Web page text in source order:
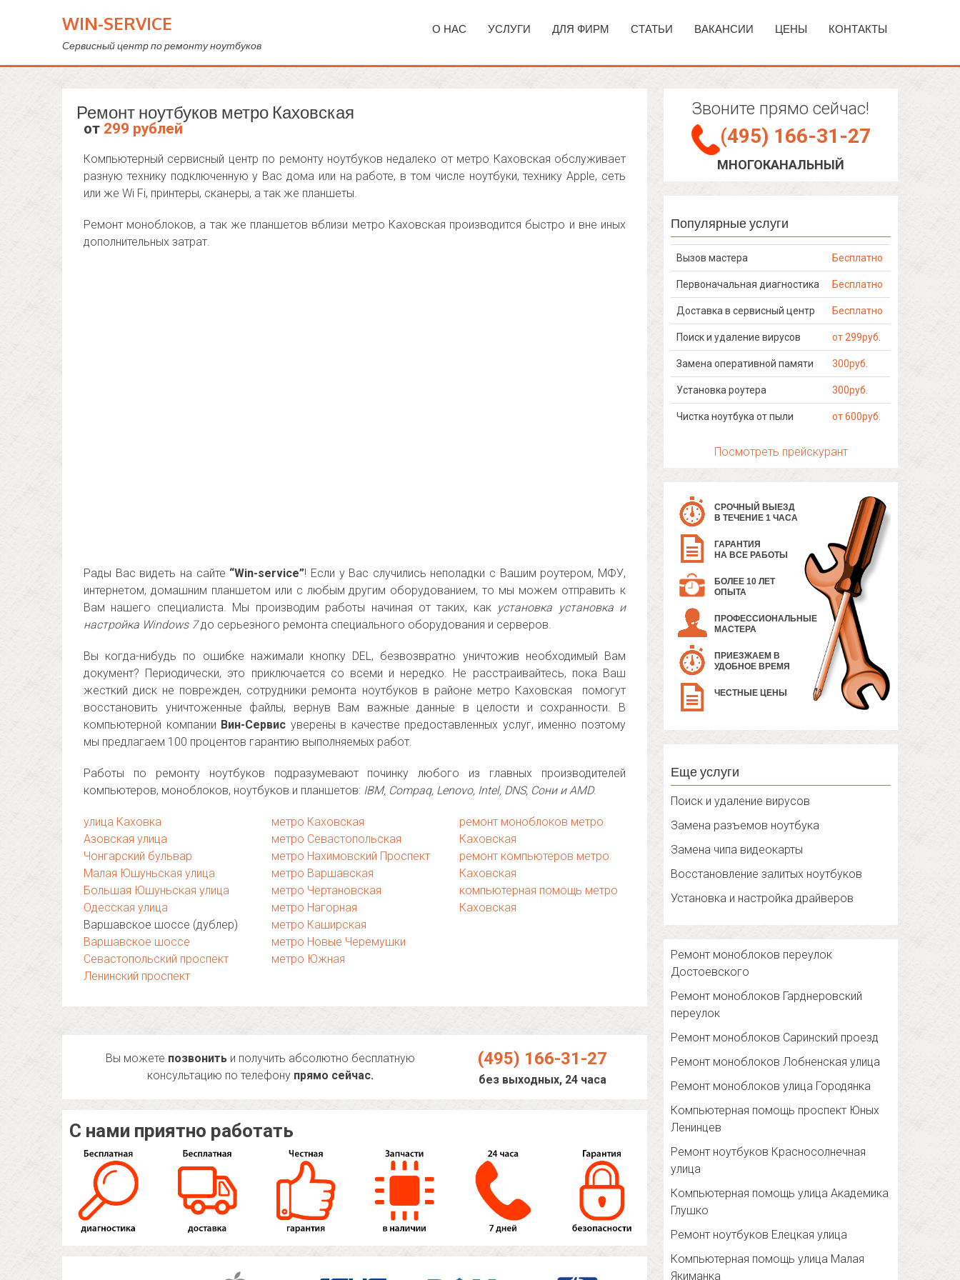
WIN-SERVICE
Сервисный центр по ремонту ноутбуков
О НАС УСЛУГИ ДЛЯ ФИРМ СТАТЬИ ВАКАНСИИ ЦЕНЫ КОНТАКТЫ
Ремонт ноутбуков метро Каховская
от 299 рублей
Компьютерный сервисный центр по ремонту ноутбуков недалеко от метро Каховская обслуживает
разную технику подключенную у Вас дома или на работе, в том числе ноутбуки, технику Apple, сеть
или же Wi Fi, принтеры, сканеры, а так же планшеты.
Ремонт моноблоков, а так же планшетов вблизи метро Каховская производится быстро и вне иных
дополнительных затрат.
Рады Вас видеть на сайте “Win-service”! Если у Вас случились неполадки с Вашим роутером, МФУ,
интернетом, домашним планшетом или с любым другим оборудованием, то мы можем отправить к
Вам нашего специалиста. Мы производим работы начиная от таких, как установка установка и
настройка Windows 7до серьезного ремонта специального оборудования и серверов.
Вы когда-нибудь по ошибке нажимали кнопку DEL, безвозвратно уничтожив необходимый Вам
документ? Периодически, это приключается со всеми и нередко. Не расстраивайтесь, пока Ваш
жесткий диск не поврежден, сотрудники ремонта ноутбуков в районе метро Каховская помогут
восстановить уничтоженные файлы, вернув Вам важные данные в целости и сохранности. В
компьютерной компании Вин-Сервис уверены в качестве предоставленных услуг, именно поэтому
мы предлагаем 100 процентов гарантию выполняемых работ.
Работы по ремонту ноутбуков подразумевают починку любого из главных производителей
компьютеров, моноблоков, ноутбуков и планшетов: IBM, Compaq, Lenovo, Intel, DNS, Сони и AMD.
улица Каховка
Азовская улица
Чонгарский бульвар
Малая Юшуньская улица
Большая Юшуньская улица
Одесская улица
Варшавское шоссе (дублер)
Варшавское шоссе
Севастопольский проспект
Ленинский проспект
метро Каховская
метро Севастопольская
метро Нахимовский Проспект
метро Варшавская
метро Чертановская
метро Нагорная
метро Каширская
метро Новые Черемушки
метро Южная
ремонт моноблоков метро
Каховская
ремонт компьютеров метро
Каховская
компьютерная помощь метро
Каховская
Вы можете позвонить и получить абсолютно бесплатную
консультацию по телефону прямо сейчас.
(495) 166-31-27
без выходных, 24 часа
С нами приятно работать
Звоните прямо сейчас!
(495) 166-31-27
МНОГОКАНАЛЬНЫЙ
Популярные услуги
Вызов мастера Бесплатно
Первоначальная диагностика Бесплатно
Доставка в сервисный центр Бесплатно
Поиск и удаление вирусов от 299руб.
Замена оперативной памяти 300руб.
Установка роутера 300руб.
Чистка ноутбука от пыли от 600руб.
Посмотреть прейскурант
СРОЧНЫЙ ВЫЕЗД
В ТЕЧЕНИЕ 1 ЧАСА
ГАРАНТИЯ
НА ВСЕ РАБОТЫ
БОЛЕЕ 10 ЛЕТ
ОПЫТА
ПРОФЕССИОНАЛЬНЫЕ
МАСТЕРА
ПРИЕЗЖАЕМ В
УДОБНОЕ ВРЕМЯ
ЧЕСТНЫЕ ЦЕНЫ
Еще услуги
Поиск и удаление вирусов
Замена разъемов ноутбука
Замена чипа видеокарты
Восстановление залитых ноутбуков
Установка и настройка драйверов
Ремонт моноблоков переулок
Достоевского
Ремонт моноблоков Гарднеровский
переулок
Ремонт моноблоков Саринский проезд
Ремонт моноблоков Лобненская улица
Ремонт моноблоков улица Городянка
Компьютерная помощь проспект Юных
Ленинцев
Ремонт ноутбуков Красносолнечная
улица
Компьютерная помощь улица Академика
Глушко
Ремонт ноутбуков Елецкая улица
Компьютерная помощь улица Малая
Якиманка